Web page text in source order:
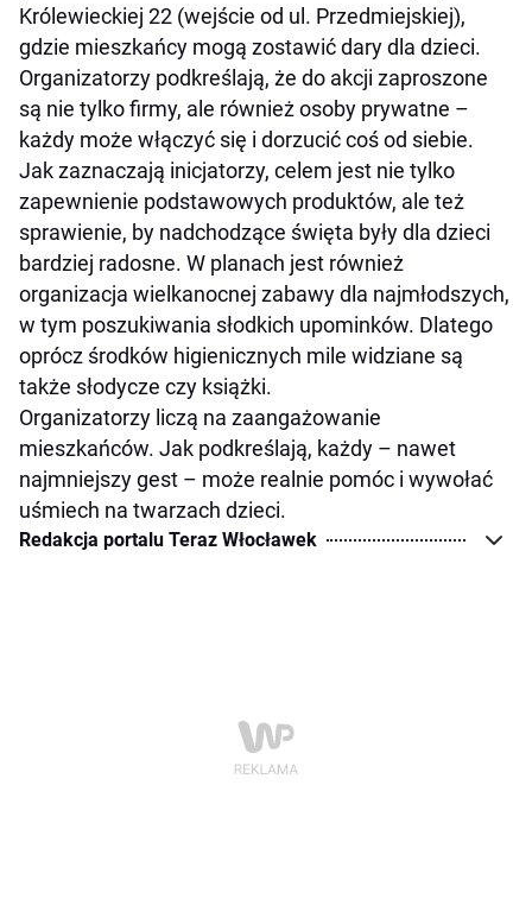
Królewieckiej 22 (wejście od ul. Przedmiejskiej),
gdzie mieszkańcy mogą zostawić dary dla dzieci.
Organizatorzy podkreślają, że do akcji zaproszone
są nie tylko firmy, ale również osoby prywatne –
każdy może włączyć się i dorzucić coś od siebie.
Jak zaznaczają inicjatorzy, celem jest nie tylko
zapewnienie podstawowych produktów, ale też
sprawienie, by nadchodzące święta były dla dzieci
bardziej radosne. W planach jest również
organizacja wielkanocnej zabawy dla najmłodszych,
w tym poszukiwania słodkich upominków. Dlatego
oprócz środków higienicznych mile widziane są
także słodycze czy książki.
Organizatorzy liczą na zaangażowanie
mieszkańców. Jak podkreślają, każdy – nawet
najmniejszy gest – może realnie pomóc i wywołać
uśmiech na twarzach dzieci.
Redakcja portalu Teraz Włocławek